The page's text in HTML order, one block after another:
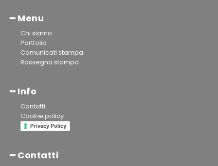
━ Menu
Chi siamo
Portfolio
Comunicati stampa
Rassegna stampa
━ Info
Contatti
Cookie policy
Privacy Policy
━ Contatti